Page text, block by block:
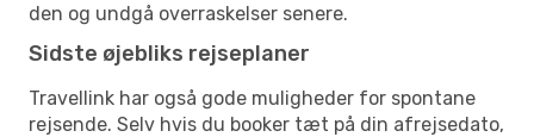
den og undgå overraskelser senere.
Sidste øjebliks rejseplaner
Travellink har også gode muligheder for spontane
rejsende. Selv hvis du booker tæt på din afrejsedato,